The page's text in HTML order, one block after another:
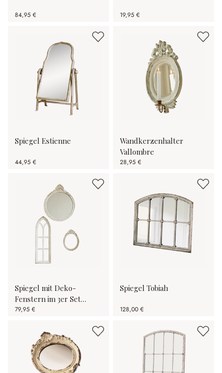
84,95 € 19,95 €
Spiegel Estienne
44,95 €
Wandkerzenhalter
Vallombre
28,95 €
Spiegel mit Deko-
Fenstern im 3er Set
Morilev
79,95 €
Spiegel Tobiah
128,00 €